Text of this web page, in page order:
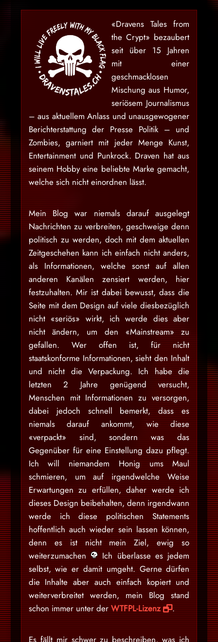
«Dravens Tales from
the Crypt» bezaubert
seit über 15 Jahren
mit einer
geschmacklosen
Mischung aus Humor,
seriösem Journalismus
– aus aktuellem Anlass und unausgewogener
Berichterstattung der Presse Politik – und
Zombies, garniert mit jeder Menge Kunst,
Entertainment und Punkrock. Draven hat aus
seinem Hobby eine beliebte Marke gemacht,
welche sich nicht einordnen lässt.
Mein Blog war niemals darauf ausgelegt
Nachrichten zu verbreiten, geschweige denn
politisch zu werden, doch mit dem aktuellen
Zeitgeschehen kann ich einfach nicht anders,
als Informationen, welche sonst auf allen
anderen Kanälen zensiert werden, hier
festzuhalten. Mir ist dabei bewusst, dass die
Seite mit dem Design auf viele diesbezüglich
nicht «seriös» wirkt, ich werde dies aber
nicht ändern, um den «Mainstream» zu
gefallen. Wer offen ist, für nicht
staatskonforme Informationen, sieht den Inhalt
und nicht die Verpackung. Ich habe die
letzten 2 Jahre genügend versucht,
Menschen mit Informationen zu versorgen,
dabei jedoch schnell bemerkt, dass es
niemals darauf ankommt, wie diese
«verpackt» sind, sondern was das
Gegenüber für eine Einstellung dazu pflegt.
Ich will niemandem Honig ums Maul
schmieren, um auf irgendwelche Weise
Erwartungen zu erfüllen, daher werde ich
dieses Design beibehalten, denn irgendwann
werde ich diese politischen Statements
hoffentlich auch wieder sein lassen können,
denn es ist nicht mein Ziel, ewig so
weiterzumachen
Ich überlasse es jedem
selbst, wie er damit umgeht. Gerne dürfen
die Inhalte aber auch einfach kopiert und
weiterverbreitet werden, mein Blog stand
schon immer unter der WTFPL-Lizenz .
Es fällt mir schwer zu beschreiben, was ich